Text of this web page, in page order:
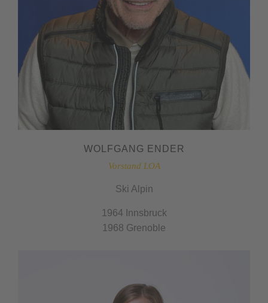
WOLFGANG ENDER
Vorstand LOA
Ski Alpin
1964 Innsbruck
1968 Grenoble